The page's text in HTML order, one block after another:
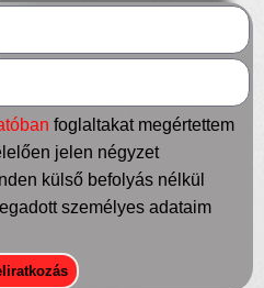
foglaltakat megértettem
jelen négyzet
külső befolyás nélkül
személyes adataim